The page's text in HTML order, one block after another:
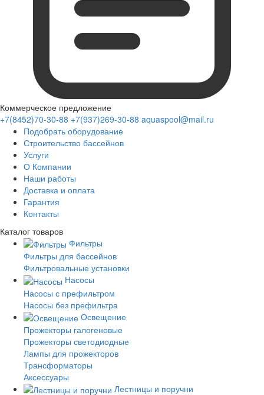
Коммерческое предложение
+7(8452)70-30-88 +7(937)269-30-88 aquaspool@mail.ru
Подобрать оборудование
Строительство бассейнов
Услуги
О Компании
Наши работы
Доставка и оплата
Гарантия
Контакты
Каталог товаров
Фильтры
Фильтры для бассейнов
Фильтровальные установки
Насосы
Насосы с префильтром
Насосы без префильтра
Освещение
Прожекторы галогеновые
Прожекторы светодиодные
Лампы для прожекторов
Трансформаторы
Аксессуары
Лестницы и поручни